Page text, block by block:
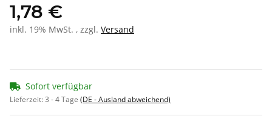
1,78 €
inkl. 19% MwSt. , zzgl. Versand
Sofort verfügbar
Lieferzeit:3 - 4 Tage (DE - Ausland abweichend)